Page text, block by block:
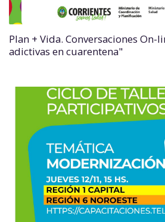
Plan + Vida. Conversaciones On-
adictivas en cuarentena"